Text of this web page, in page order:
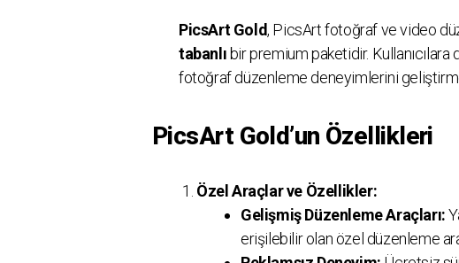
PicsArt Gold, PicsArt fotoğraf ve video
tabanlıbir premium paketidir.
fotoğraf düzenleme deneyimlerini
PicsArt Gold’un Özellikleri
Özel Araçlar ve Özellikler:
Gelişmiş Düzenleme Araçları:
erişilebilir olan özel düzenleme